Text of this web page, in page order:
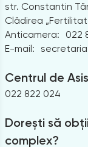
str. Constantin
Clădirea
Anticamera:
022
E-mail:
Centrul de
022 822 024
Dorești să
complex?